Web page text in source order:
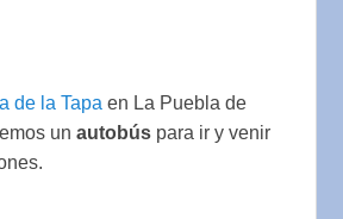
de la Tapa en La Puebla de
unautobús para ir y venir